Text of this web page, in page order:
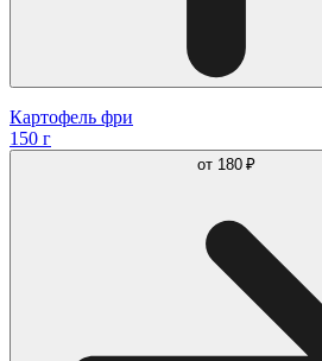
Картофель фри
150 г
от 180 ₽